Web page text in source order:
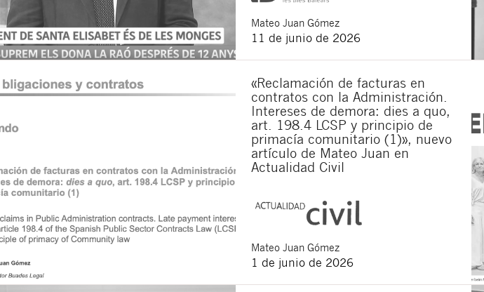
Mateo Juan Gómez
11 de junio de 2026
«Reclamación de facturas en
contratos con la Administración.
Intereses de demora: dies a quo,
art. 198.4 LCSP y principio de
primacía comunitario (1)», nuevo
artículo de Mateo Juan en
Actualidad Civil
Mateo Juan Gómez
1 de junio de 2026